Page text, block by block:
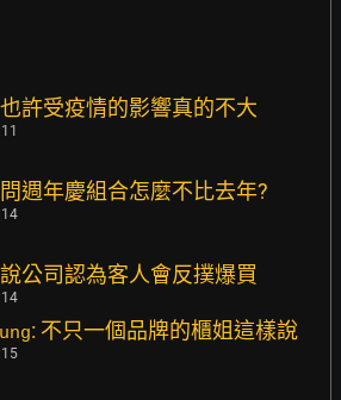
許受疫情的影響真的不大
週年慶組合怎麼不比去年?
公司認為客人會反撲爆買
: 不只一個品牌的櫃姐這樣說